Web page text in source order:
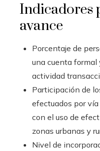
Indicadores
avance
Porcentaje de
una cuenta formal
actividad
Participación de
efectuados por
con el uso de
zonas urbanas y
Nivel de